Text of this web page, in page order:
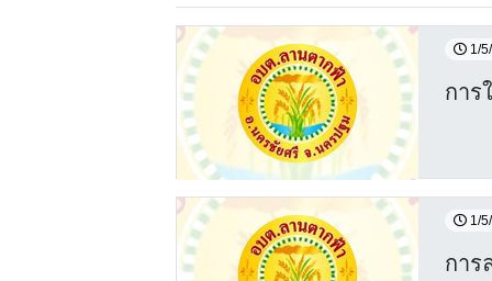
1/
การ
1/
การ